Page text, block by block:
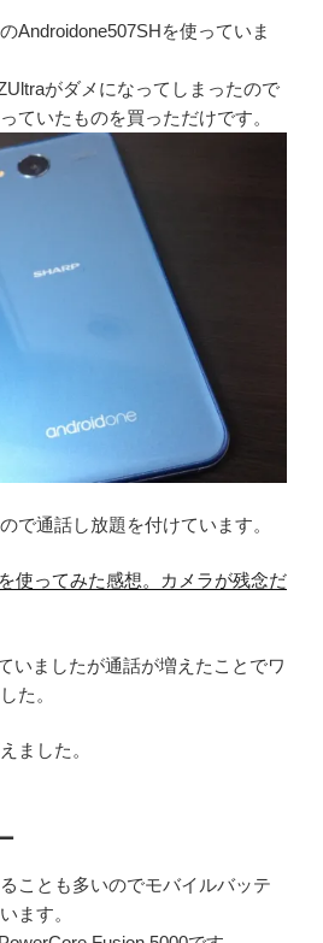
Androidone507SHを使っていま
がダメになってしまったので
ていたものを買っただけです。
で通話し放題を付けています。
使ってみた感想。カメラが残念だ
いましたが通話が増えたことでワ
た。
ました。
ことも多いのでモバイルバッテ
ます。